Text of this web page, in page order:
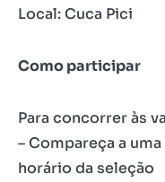
Local: Cuca Pici
Como participar
Para concorrer às
– Compareça a
horário da seleção